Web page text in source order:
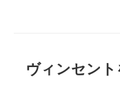
ヴィンセント